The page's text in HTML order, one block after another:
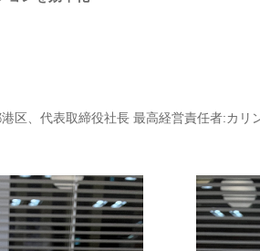
区、代表取締役社長 最高経営責任者:カ